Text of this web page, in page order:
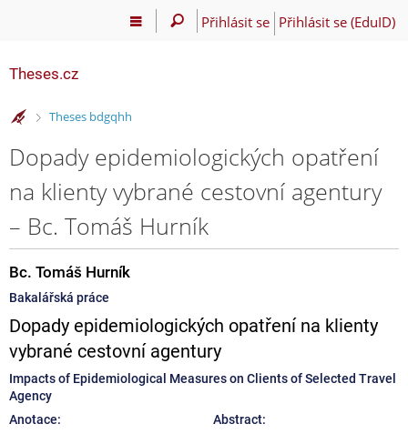
Přihlásit se Přihlásit se (EduID)
Theses.cz
>
Theses bdgqhh
Dopady epidemiologických opatření
na klienty vybrané cestovní agentury
– Bc. Tomáš Hurník
Bc. Tomáš Hurník
Bakalářská práce
Dopady epidemiologických opatření na klienty
vybrané cestovní agentury
Impacts of Epidemiological Measures on Clients of Selected Travel
Agency
Anotace:
Abstract: